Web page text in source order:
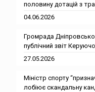
половину дотацій з
04.06.2026
Громрада
публічний звіт
27.05.2026
Міністр спорту
лобіює скандальну